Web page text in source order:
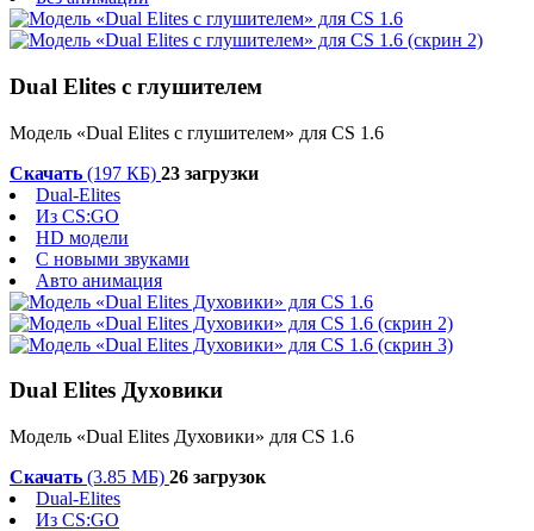
Dual Elites с глушителем
Модель «Dual Elites с глушителем» для CS 1.6
Скачать (197 КБ) 23 загрузки
Dual-Elites
Из CS:GO
HD модели
С новыми звуками
Авто анимация
Dual Elites Духовики
Модель «Dual Elites Духовики» для CS 1.6
Скачать (3.85 МБ) 26 загрузок
Dual-Elites
Из CS:GO